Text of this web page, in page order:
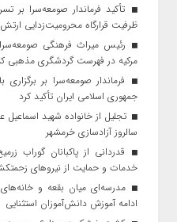
تأکید فرماندار صومعه‌سرا بر
ظرفیت قرارگاه محرومیت‌زدایی ارتش
رئیس میراث فرهنگی
مرکیه در فهرست گردشگری مذهبی
جمهوری اسلامی ایران تأکید کرد
تجلیل از خانواده شهید
سالروز آزادسازی خرمشهر
قدردانی از پاکبانان گوراب
خدمات و حمایت از نیروهای
مدرسه‌ای میان بقعه و
ادامه آموزش دانش‌آموزان استثنایی